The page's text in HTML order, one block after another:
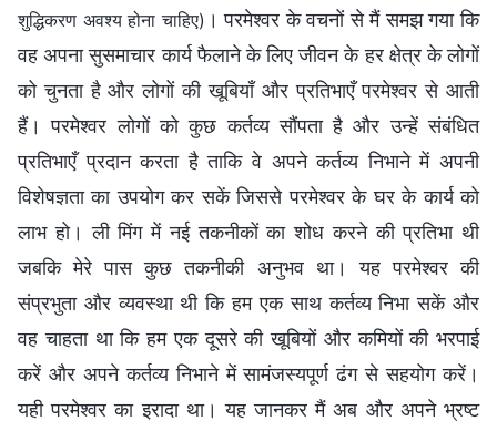
शुद्धिकरण अवश्य होना चाहिए) । परमेश्वर के वचनों से मैं समझ गया कि
वह अपना सुसमाचार कार्य फैलाने के लिए जीवन के हर क्षेत्र के लोगों
को चुनता है और लोगों की खूबियाँ और प्रतिभाएँ परमेश्वर से आती
हैं। परमेश्वर लोगों को कुछ कर्तव्य सौंपता है और उन्हें संबंधित
प्रतिभाएँ प्रदान करता है ताकि वे अपने कर्तव्य निभाने में अपनी
विशेषज्ञता का उपयोग कर सकें जिससे परमेश्वर के घर के कार्य को
लाभ हो। ली मिंग में नई तकनीकों का शोध करने की प्रतिभा थी
जबकि मेरे पास कुछ तकनीकी अनुभव था। यह परमेश्वर की
संप्रभुता और व्यवस्था थी कि हम एक साथ कर्तव्य निभा सकें और
वह चाहता था कि हम एक दूसरे की खूबियों और कमियों की भरपाई
करें और अपने कर्तव्य निभाने में सामंजस्यपूर्ण ढंग से सहयोग करें।
यही परमेश्वर का इरादा था। यह जानकर मैं अब और अपने भ्रष्ट